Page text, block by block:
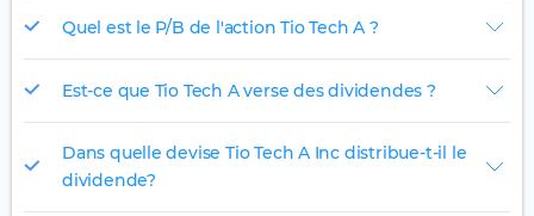
Quel est le P/B de l'action Tio Tech A ?
Est-ce que Tio Tech A verse des dividendes ?
Dans quelle devise Tio Tech A Inc distribue-t-il le
dividende?